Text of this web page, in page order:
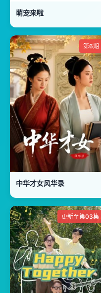
萌宠来啦
第6期
中华才女风华录
更新至第03集